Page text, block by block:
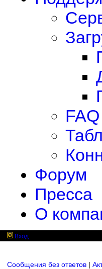
FAQ
Форум
Пресса
О
Вход
Сообщения без ответов |